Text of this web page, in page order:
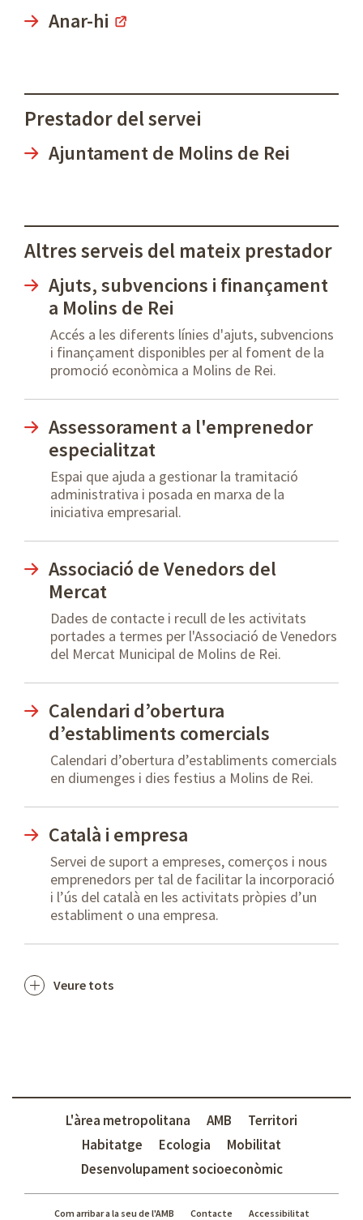
Anar-hi
Prestador del servei
Ajuntament de Molins de Rei
Altres serveis del mateix prestador
Ajuts, subvencions i finançament
a Molins de Rei
Accés a les diferents línies d'ajuts, subvencions
i finançament disponibles per al foment de la
promoció econòmica a Molins de Rei.
Assessorament a l'emprenedor
especialitzat
Espai que ajuda a gestionar la tramitació
administrativa i posada en marxa de la
iniciativa empresarial.
Associació de Venedors del
Mercat
Dades de contacte i recull de les activitats
portades a termes per l'Associació de Venedors
del Mercat Municipal de Molins de Rei.
Calendari d’obertura
d’establiments comercials
Calendari d’obertura d’establiments comercials
en diumenges i dies festius a Molins de Rei.
Català i empresa
Servei de suport a empreses, comerços i nous
emprenedors per tal de facilitar la incorporació
i l’ús del català en les activitats pròpies d’un
establiment o una empresa.
Veure tots
L'àrea metropolitana AMB
Territori
Habitatge
Ecologia
Mobilitat
Desenvolupament socioeconòmic
Com arribar a la seu de l'AMB Contacte Accessibilitat